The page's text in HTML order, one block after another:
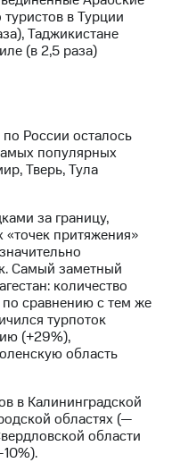
в Турции
Таджикистане
(в 2,5 раза)
России осталось
популярных
Тверь, Тула
за границу,
притяжения»
Самый заметный
количество
сравнению с тем же
турпоток
(+29%),
область
в Калининградской
областях (—
области